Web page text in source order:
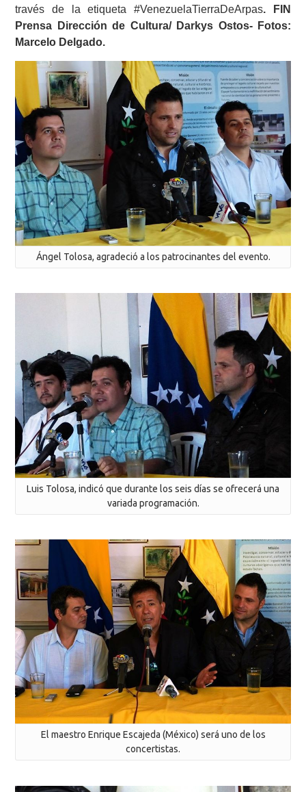
través de la etiqueta #VenezuelaTierraDeArpas. FIN
Prensa Dirección de Cultura/ Darkys Ostos- Fotos:
Marcelo Delgado.
Ángel Tolosa, agradeció a los patrocinantes del evento.
Luis Tolosa, indicó que durante los seis días se ofrecerá una
variada programación.
El maestro Enrique Escajeda (México) será uno de los
concertistas.